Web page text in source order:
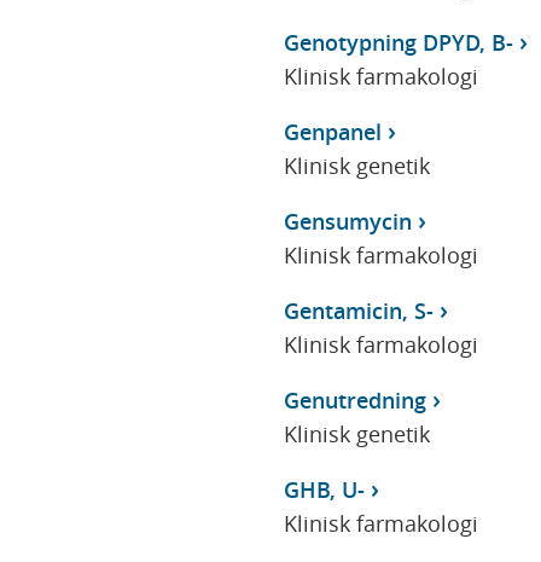
Genotypning DPYD, B-
Klinisk farmakologi
Genpanel
Klinisk genetik
Gensumycin
Klinisk farmakologi
Gentamicin, S-
Klinisk farmakologi
Genutredning
Klinisk genetik
GHB, U-
Klinisk farmakologi